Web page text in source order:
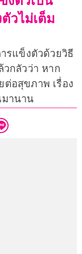
วไม่เต็ม
รแข็งตัวด้วยวิธี
วกลัวว่า หาก
อสุขภาพ เรื่อง
มานาน